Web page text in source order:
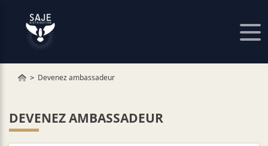
Devenez ambassadeur
DEVENEZ AMBASSADEUR